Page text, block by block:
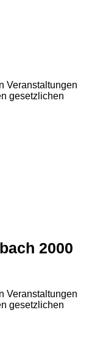
Veranstaltungen
gesetzlichen
5 2000
Veranstaltungen
gesetzlichen